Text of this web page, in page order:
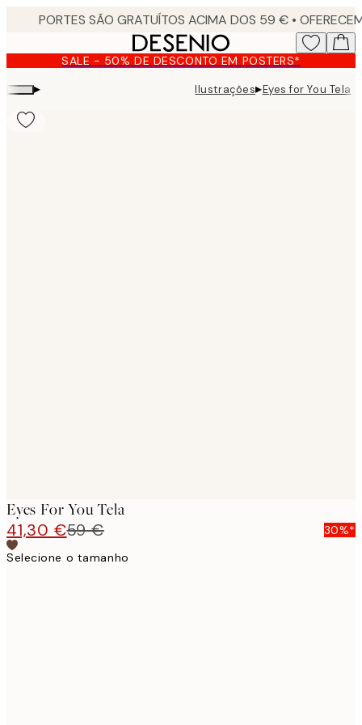
content. SALE - 50% DE DESCONTO EM POSTERS*
▸ Ilustrações▸Eyes for You Tela
Eyes For You Tela
41,30 €59 €
30%*
Selecione o tamanho